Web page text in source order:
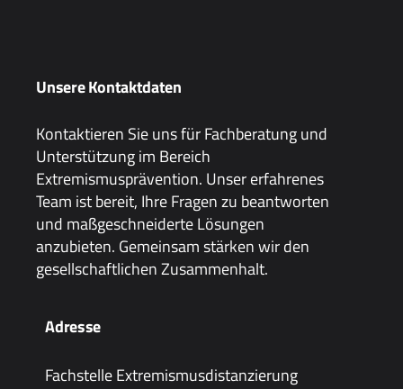
Unsere Kontaktdaten
Kontaktieren Sie uns für Fachberatung und
Unterstützung im Bereich
Extremismusprävention. Unser erfahrenes
Team ist bereit, Ihre Fragen zu beantworten
und maßgeschneiderte Lösungen
anzubieten. Gemeinsam stärken wir den
gesellschaftlichen Zusammenhalt.
Adresse
Fachstelle Extremismusdistanzierung